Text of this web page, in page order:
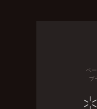
ベ
プ